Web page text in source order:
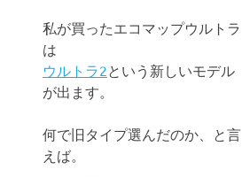
私が買ったエコマップウルトラ
は
ウルトラ2という新しいモデル
が出ます。
何で旧タイプ選んだのか、と言
えば。